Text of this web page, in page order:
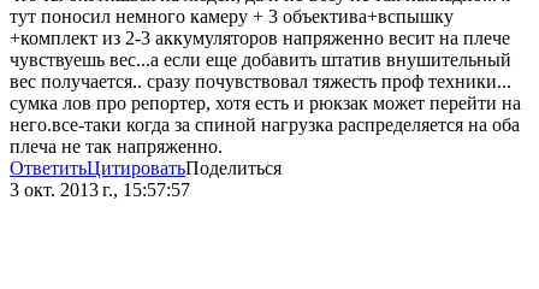
тут поносил немного камеру + 3 объектива+вспышку
+комплект из 2-3 аккумуляторов напряженно весит на плече
чувствуешь вес...а если еще добавить штатив внушительный
вес получается.. сразу почувствовал тяжесть проф техники...
сумка лов про репортер, хотя есть и рюкзак может перейти на
него.все-таки когда за спиной нагрузка распределяется на оба
плеча не так напряженно.
ОтветитьЦитироватьПоделиться
3 окт. 2013 г., 15:57:57